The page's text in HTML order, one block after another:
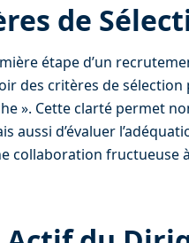
de
étape d’un
des critères de
». Cette clarté permet
aussi d’évaluer
collaboration fructueuse